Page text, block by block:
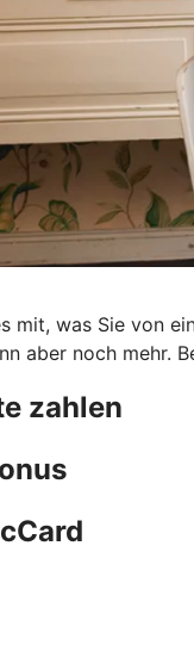
mit, was Sie von
aber noch mehr.
zahlen